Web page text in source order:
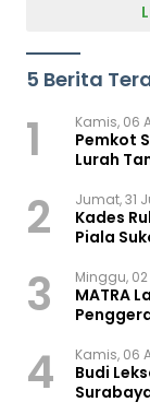
5 Berita
1 Kamis, 06
Pemkot
Lurah
2 Jumat, 31
Kades
Piala
3 Minggu, 02
MATRA
4 Kamis, 06
Budi